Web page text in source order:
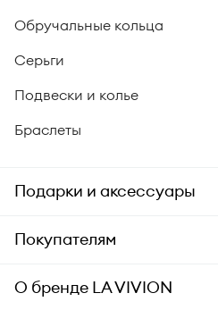
Обручальные кольца
Серьги
Подвески и колье
Браслеты
Подарки и аксессуары
Подарки
Уход за украшениями
Покупателям
Заказ и оплата
О бренде LA VIVION